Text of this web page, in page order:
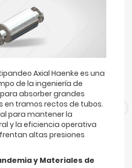
Axial Haenke es una
de la ingeniería de
absorber grandes
en tramos rectos de tubos.
para mantener la
y la eficiencia operativa
altas presiones
y Materiales de